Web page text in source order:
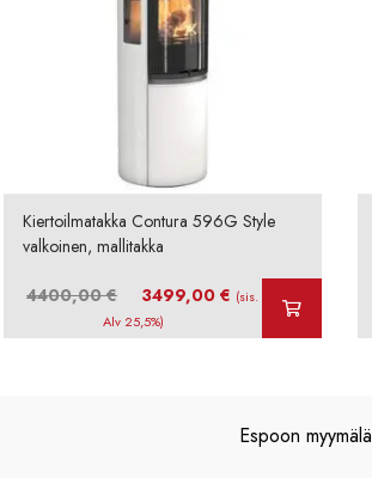
Kiertoilmatakka Contura 596G Style
valkoinen, mallitakka
4400,00€
Alkuperäinen
hinta
oli:
3499,00€ Nykyinen
on:
(sis.
Alv 25,5%)
Espoon myymälä